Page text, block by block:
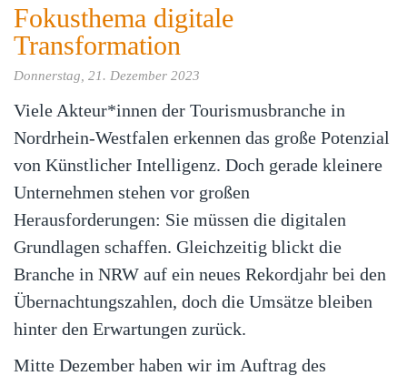
Fokusthema digitale
Transformation
Donnerstag, 21. Dezember 2023
Viele Akteur*innen der Tourismusbranche in
Nordrhein-Westfalen erkennen das große Potenzial
von Künstlicher Intelligenz. Doch gerade kleinere
Unternehmen stehen vor großen
Herausforderungen: Sie müssen die digitalen
Grundlagen schaffen. Gleichzeitig blickt die
Branche in NRW auf ein neues Rekordjahr bei den
Übernachtungszahlen, doch die Umsätze bleiben
hinter den Erwartungen zurück.
Mitte Dezember haben wir im Auftrag des